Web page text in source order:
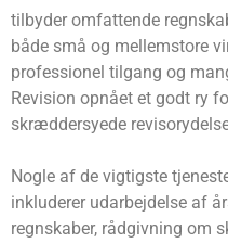
tilbyder omfattende
både små og mellemstore
professionel tilgang og
Revision opnået et godt ry
skræddersyede
Nogle af de vigtigste
inkluderer udarbejdelse af
regnskaber, rådgivning om